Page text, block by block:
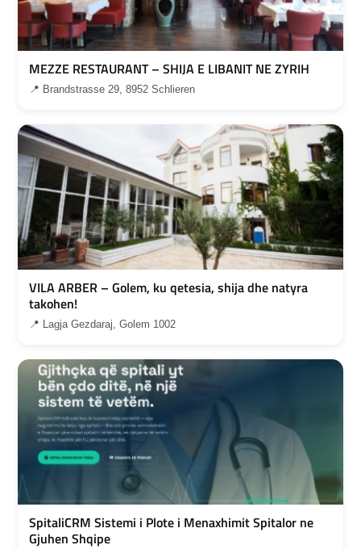
MEZZE RESTAURANT – SHIJA E LIBANIT NE ZYRIH
📍 Brandstrasse 29, 8952 Schlieren
VILA ARBER – Golem, ku qetesia, shija dhe natyra
takohen!
📍 Lagja Gezdaraj, Golem 1002
SpitaliCRM Sistemi i Plote i Menaxhimit Spitalor ne
Gjuhen Shqipe